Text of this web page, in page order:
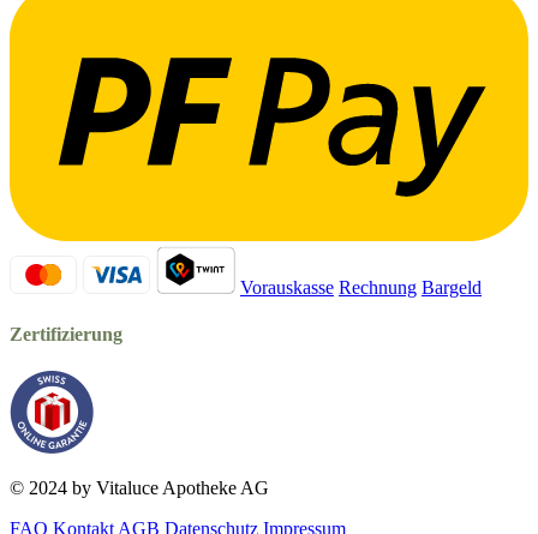
Vorauskasse Rechnung Bargeld
Zertifizierung
© 2024 by Vitaluce Apotheke AG
FAQ Kontakt AGB Datenschutz Impressum